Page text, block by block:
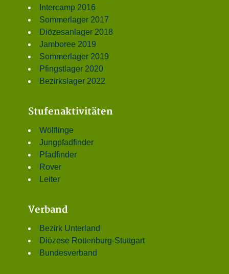
Intercamp 2016
Sommerlager 2017
Diözesanlager 2018
Jamboree 2019
Sommerlager 2019
Pfingstlager 2020
Bezirkslager 2022
Stufenaktivitäten
Wölflinge
Jungpfadfinder
Pfadfinder
Rover
Leiter
Verband
Bezirk Unterland
Diözese Rottenburg-Stuttgart
Bundesverband